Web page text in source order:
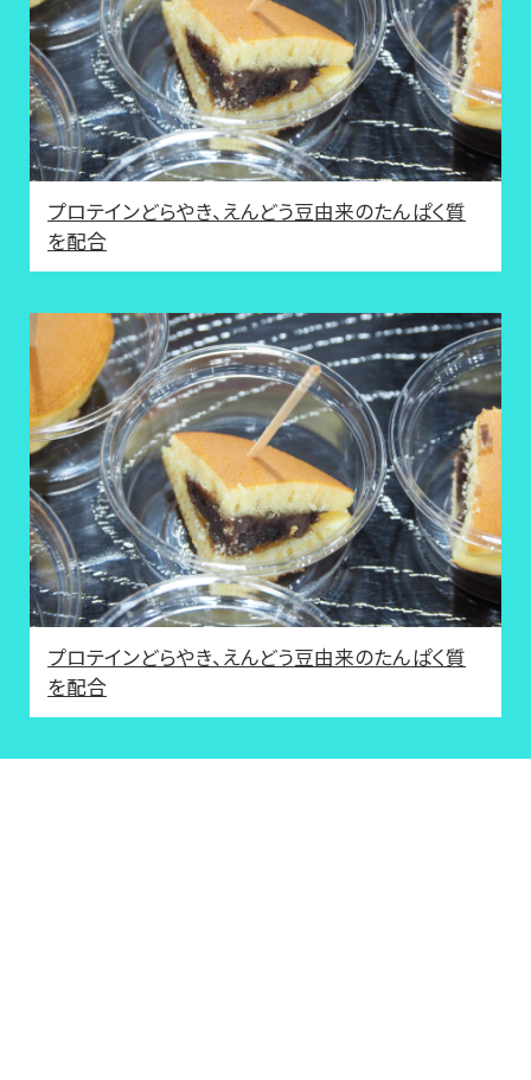
プロテインどらやき、えんどう豆由来のたんぱく質
を配合
プロテインどらやき、えんどう豆由来のたんぱく質
を配合